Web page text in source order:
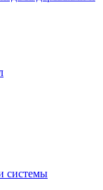
системы